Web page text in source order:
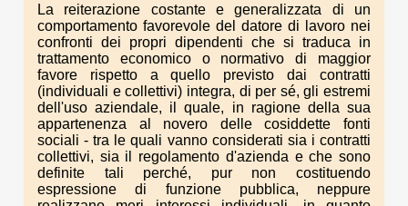
La reiterazione costante e generalizzata di un
comportamento favorevole del datore di lavoro nei
confronti dei propri dipendenti che si traduca in
trattamento economico o normativo di maggior
favore rispetto a quello previsto dai contratti
(individuali e collettivi) integra, di per sé, gli estremi
dell'uso aziendale, il quale, in ragione della sua
appartenenza al novero delle cosiddette fonti
sociali - tra le quali vanno considerati sia i contratti
collettivi, sia il regolamento d'azienda e che sono
definite tali perché, pur non costituendo
espressione di funzione pubblica, neppure